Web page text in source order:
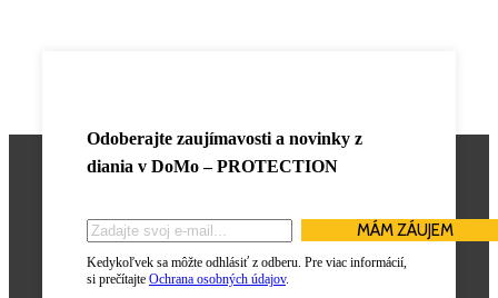
Odoberajte zaujímavosti a novinky z
diania v DoMo – PROTECTION
Kedykoľvek sa môžte odhlásiť z odberu. Pre viac informácií,
si prečítajte Ochrana osobných údajov.